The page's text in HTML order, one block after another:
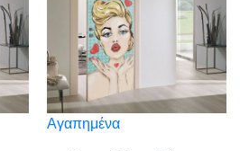
Αγαπημένα